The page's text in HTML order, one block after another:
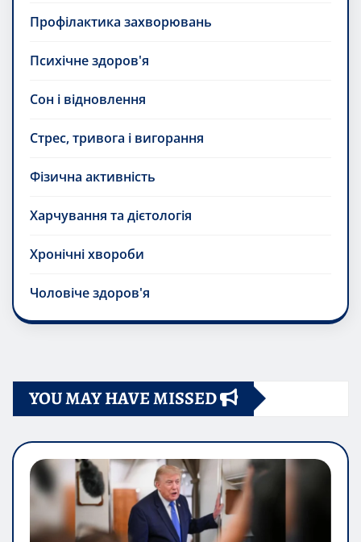
Профілактика захворювань
Психічне здоров'я
Сон і відновлення
Стрес, тривога і вигорання
Фізична активність
Харчування та дієтологія
Хронічні хвороби
Чоловіче здоров'я
YOU MAY HAVE MISSED